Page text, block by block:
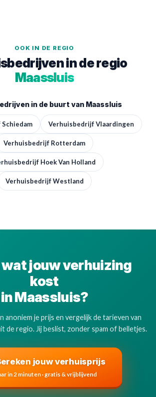
OOK IN DE REGIO
in de regio
Maassluis
in de buurt van Maassluis
Verhuisbedrijf Vlaardingen
Verhuisbedrijf Rotterdam
Hoek Van Holland
Verhuisbedrijf Westland
jouw verhuizing
kost
in Maassluis?
anoniem je prijs en vergelijk de tarieven van
de regio. Jij beslist, zonder spam of belletjes.
jouw verhuisprijs
in 2 minuten · gratis & vrijblijvend